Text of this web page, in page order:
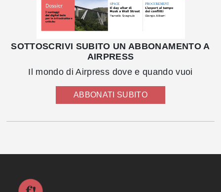
SOTTOSCRIVI SUBITO UN ABBONAMENTO A
AIRPRESS
Il mondo di Airpress dove e quando vuoi
ABBONATI SUBITO